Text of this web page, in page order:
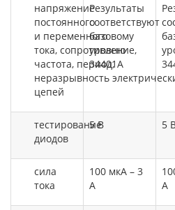
напряжение
постоянного
и переменного
тока, сопротивление,
частота, период,
неразрывность
цепей
Результаты
соответствуют
базовому
уровню
34401А
тестирование
диодов
5 В 5
сила
тока
100 мкА – 3
A
A